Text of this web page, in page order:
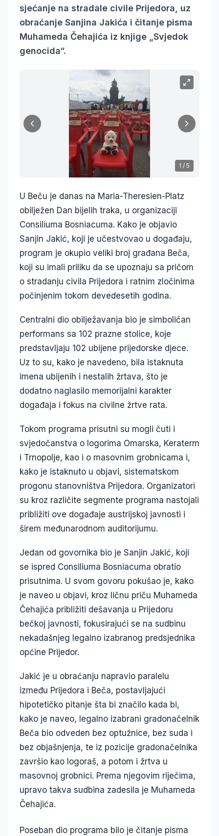
sjećanje na stradale civile Prijedora, uz
obraćanje Sanjina Jakića i čitanje pisma
Muhameda Čehajića iz knjige „Svjedok
genocida“.
1 / 5
U Beču je danas na Maria-Theresien-Platz
obilježen Dan bijelih traka, u organizaciji
Consiliuma Bosniacuma. Kako je objavio
Sanjin Jakić, koji je učestvovao u događaju,
program je okupio veliki broj građana Beča,
koji su imali priliku da se upoznaju sa pričom
o stradanju civila Prijedora i ratnim zločinima
počinjenim tokom devedesetih godina.
Centralni dio obilježavanja bio je simboličan
performans sa 102 prazne stolice, koje
predstavljaju 102 ubijene prijedorske djece.
Uz to su, kako je navedeno, bila istaknuta
imena ubijenih i nestalih žrtava, što je
dodatno naglasilo memorijalni karakter
događaja i fokus na civilne žrtve rata.
Tokom programa prisutni su mogli čuti i
svjedočanstva o logorima Omarska, Keraterm
i Trnopolje, kao i o masovnim grobnicama i,
kako je istaknuto u objavi, sistematskom
progonu stanovništva Prijedora. Organizatori
su kroz različite segmente programa nastojali
približiti ove događaje austrijskoj javnosti i
širem međunarodnom auditorijumu.
Jedan od govornika bio je Sanjin Jakić, koji
se ispred Consiliuma Bosniacuma obratio
prisutnima. U svom govoru pokušao je, kako
je naveo u objavi, kroz ličnu priču Muhameda
Čehajića približiti dešavanja u Prijedoru
bečkoj javnosti, fokusirajući se na sudbinu
nekadašnjeg legalno izabranog predsjednika
općine Prijedor.
Jakić je u obraćanju napravio paralelu
između Prijedora i Beča, postavljajući
hipotetičko pitanje šta bi značilo kada bi,
kako je naveo, legalno izabrani gradonačelnik
Beča bio odveden bez optužnice, bez suda i
bez objašnjenja, te iz pozicije gradonačelnika
završio kao logoraš, a potom i žrtva u
masovnoj grobnici. Prema njegovim riječima,
upravo takva sudbina zadesila je Muhameda
Čehajića.
Poseban dio programa bilo je čitanje pisma